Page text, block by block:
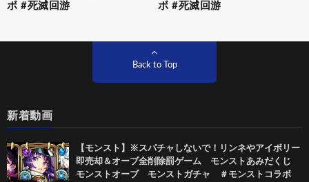
ボ #死滅回游
ボ #死滅回游
Back to Top
新着動画
【モンスト】※スパチャしないで！リンネやアイボリー
即売却＆オーブ全削除罰ゲーム モンストあみだくじ
モンストオーブ モンストガチャ ＃モンストコラボ